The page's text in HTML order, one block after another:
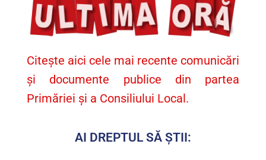
Citește aici cele mai recente comunicări
și documente publice din partea
Primăriei și a Consiliului Local.
AI DREPTUL SĂ ȘTII: